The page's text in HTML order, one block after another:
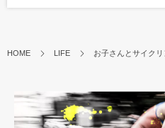
HOME LIFE お子さんとサイク